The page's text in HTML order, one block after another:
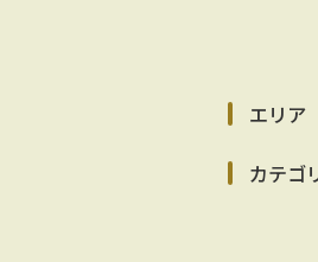
エリア
カテゴ